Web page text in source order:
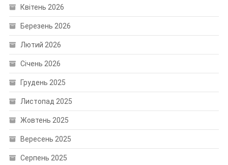
Квітень 2026
Березень 2026
Лютий 2026
Січень 2026
Грудень 2025
Листопад 2025
Жовтень 2025
Вересень 2025
Серпень 2025